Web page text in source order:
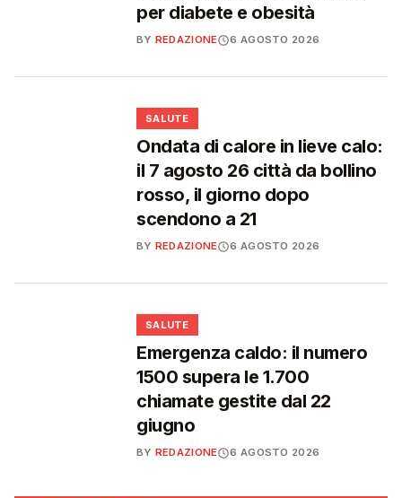
per diabete e obesità
BY REDAZIONE 6 AGOSTO 2026
SALUTE
Ondata di calore in lieve calo:
il 7 agosto 26 città da bollino
rosso, il giorno dopo
scendono a 21
BY REDAZIONE 6 AGOSTO 2026
SALUTE
Emergenza caldo: il numero
1500 supera le 1.700
chiamate gestite dal 22
giugno
BY REDAZIONE 6 AGOSTO 2026